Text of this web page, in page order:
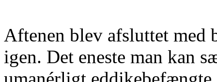
Aftenen blev afsluttet med
igen. Det eneste man kan